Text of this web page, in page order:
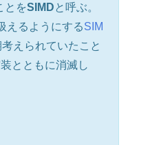
とをSIMDと呼ぶ。
えるようにするSIM
えられていたこと
とともに消滅し